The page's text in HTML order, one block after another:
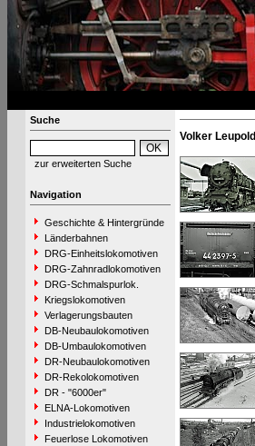
Suche
zur erweiterten Suche
Navigation
Geschichte & Hintergründe
Länderbahnen
DRG-Einheitslokomotiven
DRG-Zahnradlokomotiven
DRG-Schmalspurlok.
Kriegslokomotiven
Verlagerungsbauten
DB-Neubaulokomotiven
DB-Umbaulokomotiven
DR-Neubaulokomotiven
DR-Rekolokomotiven
DR - "6000er"
ELNA-Lokomotiven
Industrielokomotiven
Feuerlose Lokomotiven
Volker Leupold